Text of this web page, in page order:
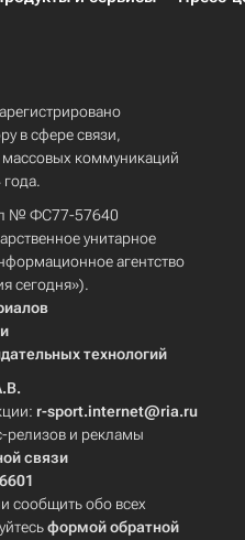
в сфере связи,
коммуникаций
№ ФС77-57640
унитарное
агентство
сегодня»).
технологий
r-sport.internet@ria.ru
релизов и рекламы
связи
сообщить обо всех
формой обратной